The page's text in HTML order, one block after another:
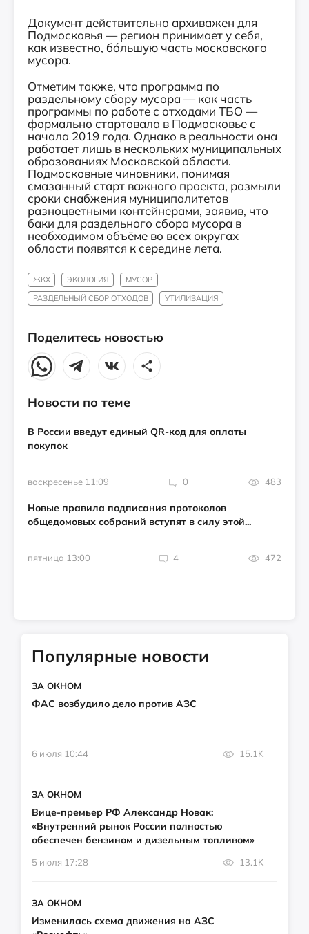
Документ действительно архиважен для
Подмосковья — регион принимает у себя,
как известно, бóльшую часть московского
мусора.
Отметим также, что программа по
раздельному сбору мусора — как часть
программы по работе с отходами ТБО —
формально стартовала в Подмосковье с
начала 2019 года. Однако в реальности она
работает лишь в нескольких муниципальных
образованиях Московской области.
Подмосковные чиновники, понимая
смазанный старт важного проекта, размыли
сроки снабжения муниципалитетов
разноцветными контейнерами, заявив, что
баки для раздельного сбора мусора в
необходимом объёме во всех округах
области появятся к середине лета.
ЖКХ ЭКОЛОГИЯ
МУСОР
РАЗДЕЛЬНЫЙ СБОР ОТХОДОВ
УТИЛИЗАЦИЯ
Поделитесь новостью
Новости по теме
В России введут единый QR-код для оплаты
покупок
воскресенье 11:09 0 483
Новые правила подписания протоколов
общедомовых собраний вступят в силу этой...
пятница 13:00 4 472
Популярные новости
ЗА ОКНОМ
ФАС возбудило дело против АЗС
6 июля 10:44 15.1K
ЗА ОКНОМ
Вице-премьер РФ Александр Новак:
«Внутренний рынок России полностью
обеспечен бензином и дизельным топливом»
5 июля 17:28 13.1K
ЗА ОКНОМ
Изменилась схема движения на АЗС